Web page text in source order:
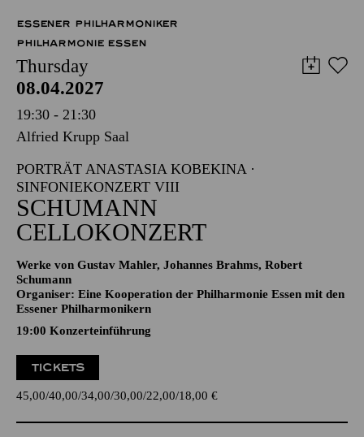
ESSENER PHILHARMONIKER
PHILHARMONIE ESSEN
Thursday
08.04.2027
19:30 - 21:30
Alfried Krupp Saal
PORTRÄT ANASTASIA KOBEKINA ·
SINFONIEKONZERT VIII
SCHUMANN
CELLOKONZERT
Werke von Gustav Mahler, Johannes Brahms, Robert
Schumann
Organiser: Eine Kooperation der Philharmonie Essen mit den
Essener Philharmonikern
19:00 Konzerteinführung
TICKETS
45,00 40,00 34,00 30,00 22,00 18,00 €